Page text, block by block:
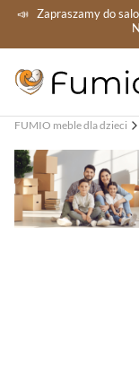
📣 Zapraszamy do
FUMIO meble dla dzieci